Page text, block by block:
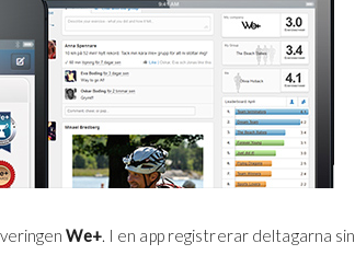
We+. I en app registrerar deltagarna sin